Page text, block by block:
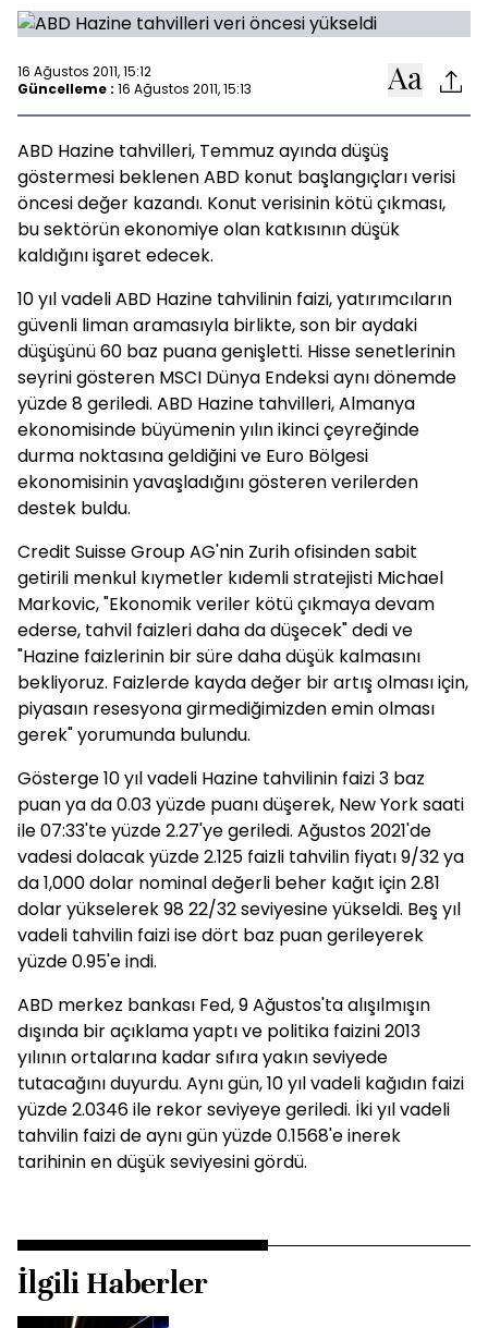
16 Ağustos 2011, 15:12
Güncelleme : 16 Ağustos 2011, 15:13
ABD Hazine tahvilleri, Temmuz ayında düşüş
göstermesi beklenen ABD konut başlangıçları verisi
öncesi değer kazandı. Konut verisinin kötü çıkması,
bu sektörün ekonomiye olan katkısının düşük
kaldığını işaret edecek.
10 yıl vadeli ABD Hazine tahvilinin faizi, yatırımcıların
güvenli liman aramasıyla birlikte, son bir aydaki
düşüşünü 60 baz puana genişletti. Hisse senetlerinin
seyrini gösteren MSCI Dünya Endeksi aynı dönemde
yüzde 8 geriledi. ABD Hazine tahvilleri, Almanya
ekonomisinde büyümenin yılın ikinci çeyreğinde
durma noktasına geldiğini ve Euro Bölgesi
ekonomisinin yavaşladığını gösteren verilerden
destek buldu.
Credit Suisse Group AG'nin Zurih ofisinden sabit
getirili menkul kıymetler kıdemli stratejisti Michael
Markovic, "Ekonomik veriler kötü çıkmaya devam
ederse, tahvil faizleri daha da düşecek" dedi ve
"Hazine faizlerinin bir süre daha düşük kalmasını
bekliyoruz. Faizlerde kayda değer bir artış olması için,
piyasaın resesyona girmediğimizden emin olması
gerek" yorumunda bulundu.
Gösterge 10 yıl vadeli Hazine tahvilinin faizi 3 baz
puan ya da 0.03 yüzde puanı düşerek, New York saati
ile 07:33'te yüzde 2.27'ye geriledi. Ağustos 2021'de
vadesi dolacak yüzde 2.125 faizli tahvilin fiyatı 9/32 ya
da 1,000 dolar nominal değerli beher kağıt için 2.81
dolar yükselerek 98 22/32 seviyesine yükseldi. Beş yıl
vadeli tahvilin faizi ise dört baz puan gerileyerek
yüzde 0.95'e indi.
ABD merkez bankası Fed, 9 Ağustos'ta alışılmışın
dışında bir açıklama yaptı ve politika faizini 2013
yılının ortalarına kadar sıfıra yakın seviyede
tutacağını duyurdu. Aynı gün, 10 yıl vadeli kağıdın faizi
yüzde 2.0346 ile rekor seviyeye geriledi. İki yıl vadeli
tahvilin faizi de aynı gün yüzde 0.1568'e inerek
tarihinin en düşük seviyesini gördü.
İlgili Haberler